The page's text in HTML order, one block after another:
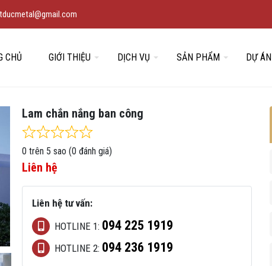
CHỦ GIỚI THIỆU DỊCH VỤ SẢN PHẨM DỰ ÁN
Lam chắn nắng ban công
Rated0 out of 5
0 trên 5 sao (0 đánh giá)
Liên hệ
Liên hệ tư vấn:
HOTLINE 1: 094 225 1919
HOTLINE 2: 094 236 1919